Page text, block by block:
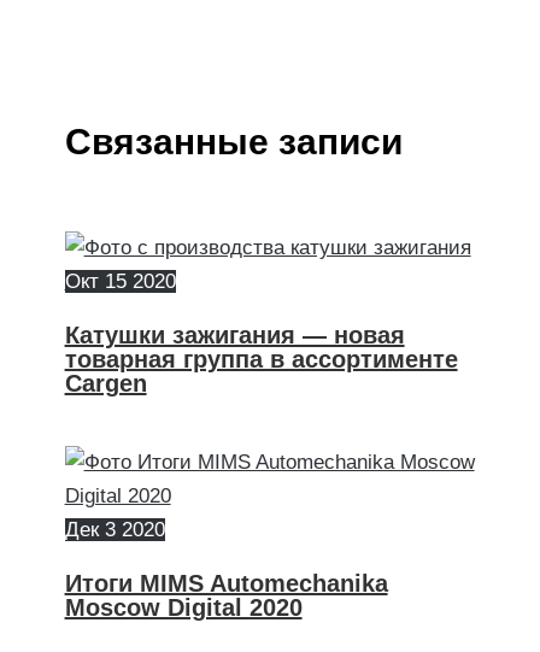
Связанные записи
Окт 15 2020
Катушки зажигания — новая
товарная группа в ассортименте
Cargen
Дек 3 2020
Итоги MIMS Automechanika
Moscow Digital 2020